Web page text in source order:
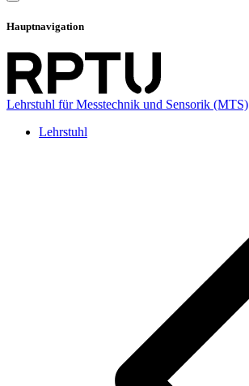
Hauptnavigation
Lehrstuhl für Messtechnik und Sensorik (MTS)
Lehrstuhl